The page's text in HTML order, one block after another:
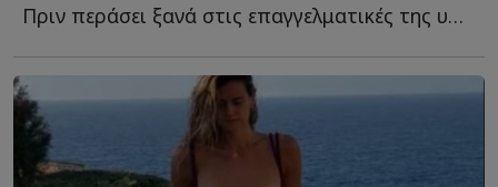
Πριν περάσει ξανά στις επαγγελματικές της υποχρεώσεις, β...